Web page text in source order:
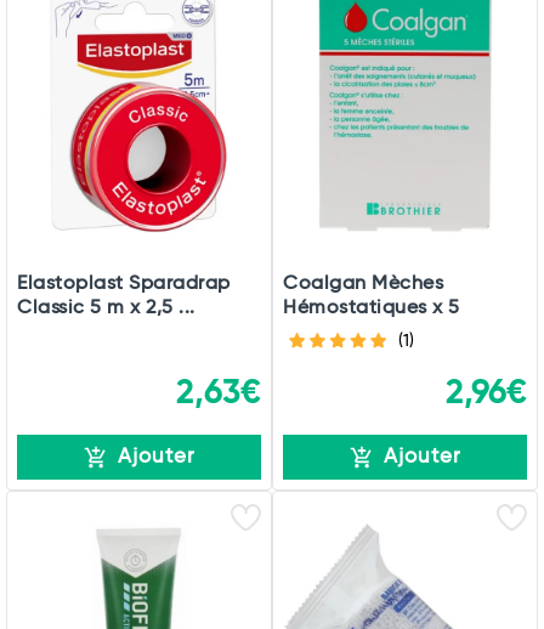
Elastoplast Sparadrap
Classic 5 m x 2,5 ...
2,63€
Ajouter
Coalgan Mèches
Hémostatiques x 5
(1)
2,96€
Ajouter